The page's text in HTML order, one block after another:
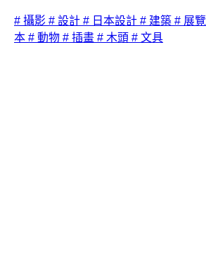
# 攝影 # 設計 # 日本設計 # 建築 # 展覽
本 # 動物 # 插畫 # 木頭 # 文具